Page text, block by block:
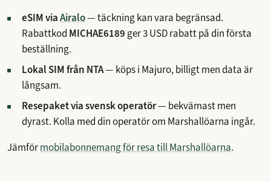
eSIM viaAiralo— täckning kan vara begränsad.
Rabattkod MICHAE6189 ger 3 USD rabatt på din första
beställning.
Lokal SIM från NTA— köps i Majuro, billigt men data är
långsam.
Resepaket via svensk operatör— bekvämast men
dyrast. Kolla med din operatör om Marshallöarna ingår.
Jämförmobilabonnemang för resa till Marshallöarna.